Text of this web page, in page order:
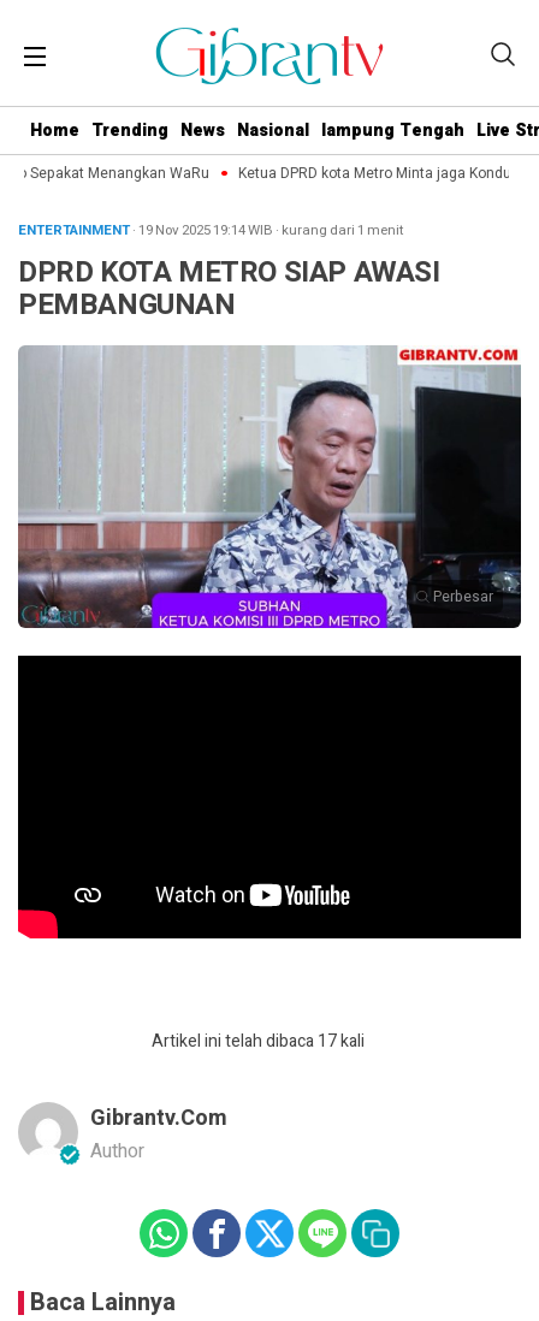
Home Trending News Nasional lampung Tengah Live
Sepakat Menangkan WaRu Ketua DPRD kota Metro Minta jaga
ENTERTAINMENT· 19 Nov 202519:14WIB · kurang dari 1 menit
DPRD KOTA METRO SIAP AWASI
PEMBANGUNAN
Perbesar
Artikel ini telah dibaca 17 kali
Gibrantv.com
Author
Baca Lainnya